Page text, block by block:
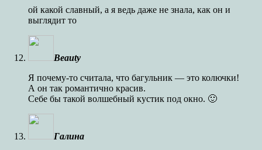
ой какой славный, а я ведь даже не знала, как он и
выглядит то
Beauty
Я почему-то считала, что багульник — это колючки!
А он так романтично красив.
Себе бы такой волшебный кустик под окно. 🙂
Галина